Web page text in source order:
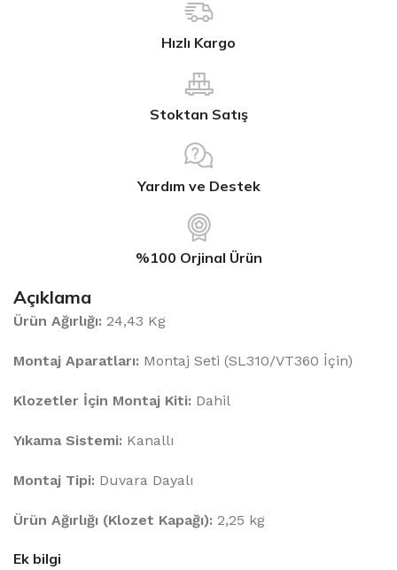
Hızlı Kargo
Stoktan Satış
Yardım ve Destek
%100 Orjinal Ürün
Açıklama
Ürün Ağırlığı: 24,43 Kg
Montaj Aparatları: Montaj Seti (SL310/VT360 İçin)
Klozetler İçin Montaj Kiti: Dahil
Yıkama Sistemi: Kanallı
Montaj Tipi: Duvara Dayalı
Ürün Ağırlığı (Klozet Kapağı): 2,25 kg
Ek bilgi